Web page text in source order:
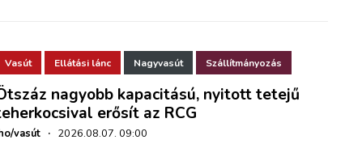
Vasút Ellátási lánc Nagyvasút Szállítmányozás
nagyobb kapacitású, nyitott tetejű
erősít az RCG
vasút · 2026.08.07. 09:00